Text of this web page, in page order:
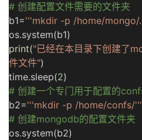
# 创建配置文件需要的文件夹
b1='''mkdir -p /home/
os.system(b1)
print("已经在本目录下创建了
件文件")
time.sleep(2)
# 创建一个专门用于配置的
b2='''mkdir -p /home/confs/'''
# 创建mongodb的配置文件夹
os.system(b2)